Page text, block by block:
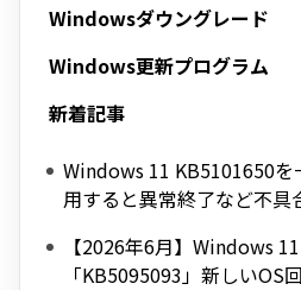
Windowsダウングレード
Windows更新プログラム
新着記事
Windows 11 KB5101650
用すると異常終了など不具
【2026年6月】Windows
「KB5095093」新しいOS